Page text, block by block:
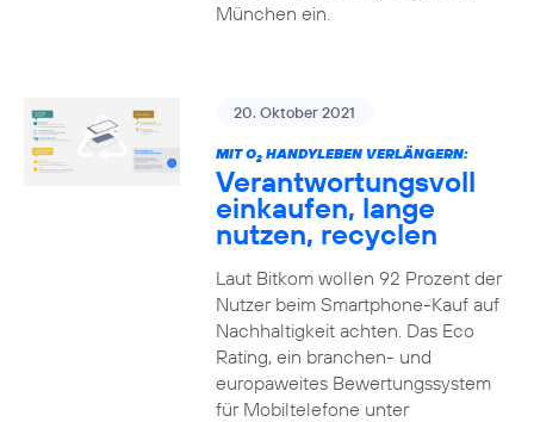
München ein.
20. Oktober 2021
MIT O2HANDYLEBEN VERLÄNGERN:
Verantwortungsvoll
einkaufen, lange
nutzen, recyclen
Laut Bitkom wollen 92 Prozent der
Nutzer beim Smartphone-Kauf auf
Nachhaltigkeit achten. Das Eco
Rating, ein branchen- und
europaweites Bewertungssystem
für Mobiltelefone unter